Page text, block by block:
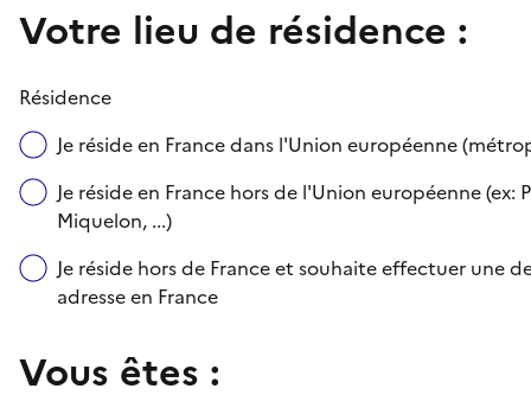
Votre lieu de résidence :
Résidence
Je réside en France dans l'Union européenne
Je réside en France hors de l'Union européenne
Miquelon, ...)
Je réside hors de France et souhaite effectuer une
adresse en France
Vous êtes :